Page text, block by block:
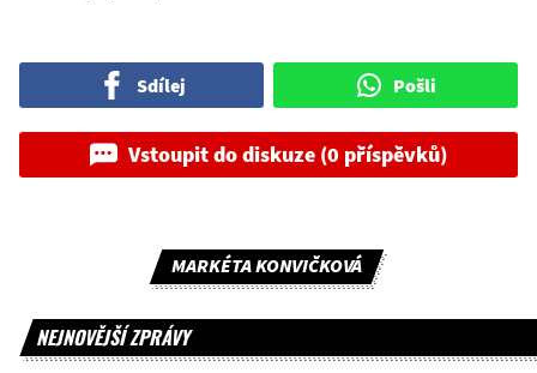
Sdílej Pošli
Vstoupit do diskuze (0 příspěvků)
MARKÉTA KONVIČKOVÁ
NEJNOVĚJŠÍ ZPRÁVY